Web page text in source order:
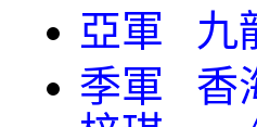
亞軍 九
季軍 香